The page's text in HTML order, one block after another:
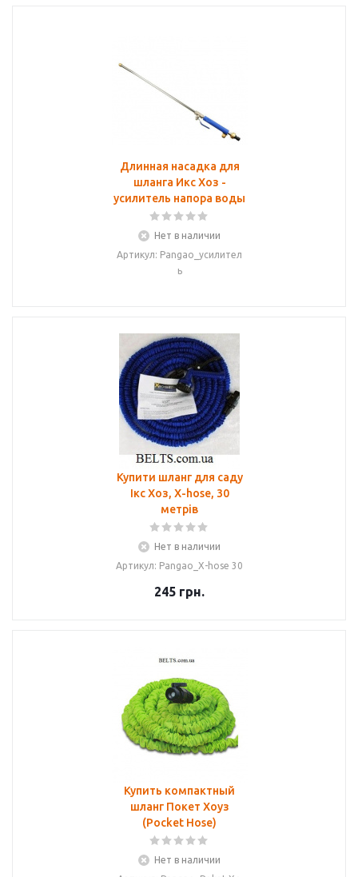
Длинная насадка для
шланга Икс Хоз -
усилитель напора воды
Нет в наличии
Артикул: Pangao_усилител
ь
Купити шланг для саду
Ікс Хоз, X-hose, 30
метрів
Нет в наличии
Артикул: Pangao_X-hose 30
245 грн.
Купить компактный
шланг Покет Хоуз
(Pocket Hose)
Нет в наличии